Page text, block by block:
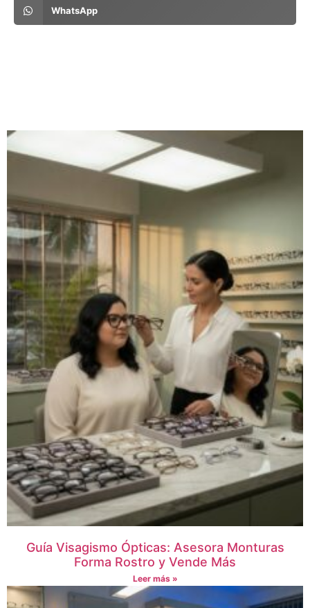
WhatsApp
Guía Visagismo Ópticas: Asesora Monturas
Forma Rostro y Vende Más
Leer más »